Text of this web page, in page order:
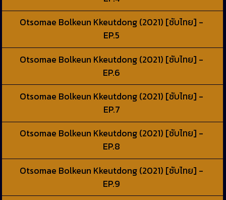
Otsomae Bolkeun Kkeutdong (2021) [ซับไทย] -
EP.5
Otsomae Bolkeun Kkeutdong (2021) [ซับไทย] -
EP.6
Otsomae Bolkeun Kkeutdong (2021) [ซับไทย] -
EP.7
Otsomae Bolkeun Kkeutdong (2021) [ซับไทย] -
EP.8
Otsomae Bolkeun Kkeutdong (2021) [ซับไทย] -
EP.9